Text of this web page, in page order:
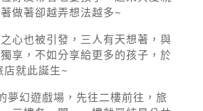
做著卻越弄想法越多~
心也被引發，三人有天想著，與
享，不如分享給更多的孩子，於
店就此誕生~
夢幻遊戲場，先往二樓前往，旅